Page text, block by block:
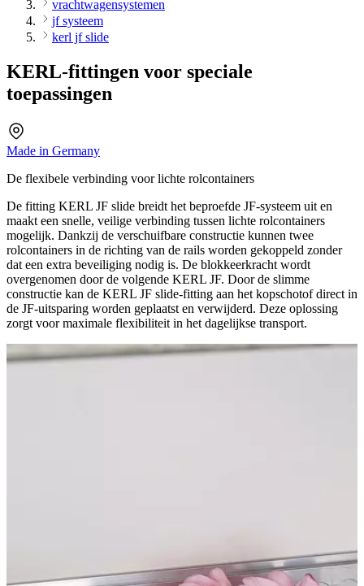
vrachtwagensystemen
jf systeem
kerl jf slide
KERL-fittingen voor speciale
toepassingen
Made in Germany
De flexibele verbinding voor lichte rolcontainers
De fitting KERL JF slide breidt het beproefde JF-systeem uit en
maakt een snelle, veilige verbinding tussen lichte rolcontainers
mogelijk. Dankzij de verschuifbare constructie kunnen twee
rolcontainers in de richting van de rails worden gekoppeld zonder
dat een extra beveiliging nodig is. De blokkeerkracht wordt
overgenomen door de volgende KERL JF. Door de slimme
constructie kan de KERL JF slide-fitting aan het kopschotof direct in
de JF-uitsparing worden geplaatst en verwijderd. Deze oplossing
zorgt voor maximale flexibiliteit in het dagelijkse transport.